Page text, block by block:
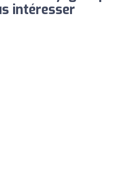
intéresser